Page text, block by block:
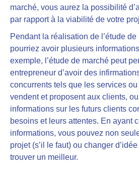
marché, vous aurez la possibilité
par rapport à la viabilité de votre
Pendant la réalisation de l’étude
pourriez avoir plusieurs
exemple, l’étude de marché peut
entrepreneur d’avoir des
concurrents tels que les services
vendent et proposent aux clients,
informations sur les futurs clients
besoins et leurs attentes. En ayant
informations, vous pouvez non
projet (s’il le faut) ou changer
trouver un meilleur.